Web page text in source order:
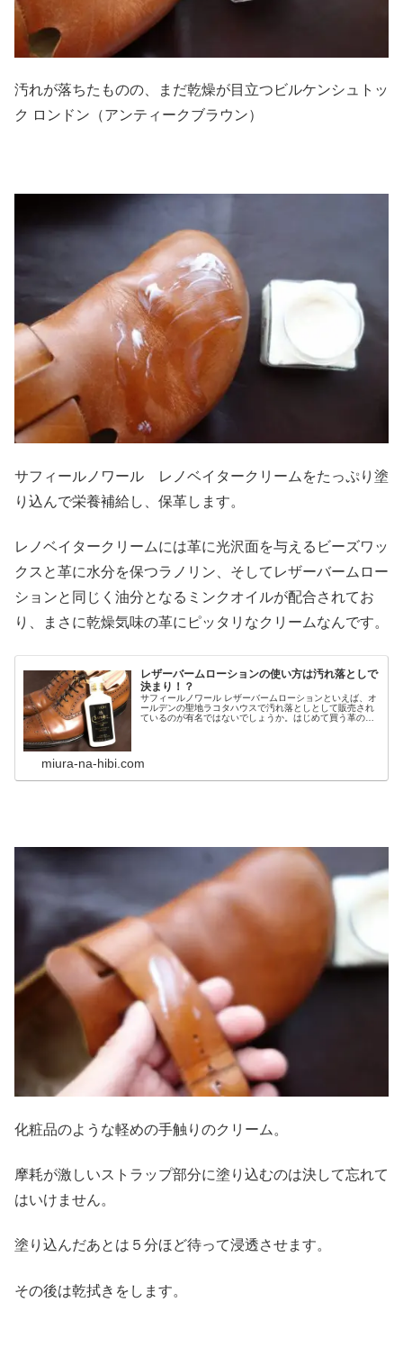
汚れが落ちたものの、まだ乾燥が目立つビルケンシュトッ
ク ロンドン（アンティークブラウン）
サフィールノワール レノベイタークリームをたっぷり塗
り込んで栄養補給し、保革します。
レノベイタークリームには革に光沢面を与えるビーズワッ
クスと革に水分を保つラノリン、そしてレザーバームロー
ションと同じく油分となるミンクオイルが配合されてお
り、まさに乾燥気味の革にピッタリなクリームなんです。
レザーバームローションの使い方は汚れ落としで
決まり！？
サフィールノワール レザーバームローションといえば、オ
ールデンの聖地ラコタハウスで汚れ落としとして販売され
ているのが有名ではないでしょうか。はじめて買う革の宝
miura-na-hibi.com
化粧品のような軽めの手触りのクリーム。
摩耗が激しいストラップ部分に塗り込むのは決して忘れて
はいけません。
塗り込んだあとは５分ほど待って浸透させます。
その後は乾拭きをします。